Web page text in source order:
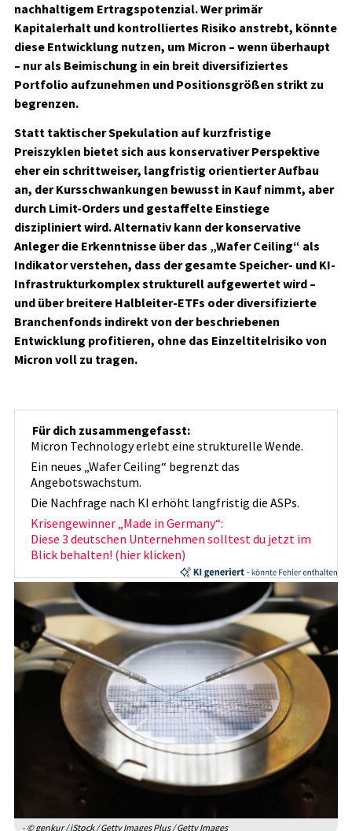
nachhaltigem Ertragspotenzial. Wer primär
Kapitalerhalt und kontrolliertes Risiko anstrebt, könnte
diese Entwicklung nutzen, um Micron – wenn überhaupt
– nur als Beimischung in ein breit diversifiziertes
Portfolio aufzunehmen und Positionsgrößen strikt zu
begrenzen.
Statt taktischer Spekulation auf kurzfristige
Preiszyklen bietet sich aus konservativer Perspektive
eher ein schrittweiser, langfristig orientierter Aufbau
an, der Kursschwankungen bewusst in Kauf nimmt, aber
durch Limit-Orders und gestaffelte Einstiege
diszipliniert wird. Alternativ kann der konservative
Anleger die Erkenntnisse über das „Wafer Ceiling“ als
Indikator verstehen, dass der gesamte Speicher- und KI-
Infrastrukturkomplex strukturell aufgewertet wird –
und über breitere Halbleiter-ETFs oder diversifizierte
Branchenfonds indirekt von der beschriebenen
Entwicklung profitieren, ohne das Einzeltitelrisiko von
Micron voll zu tragen.
Für dich zusammengefasst:
Micron Technology erlebt eine strukturelle Wende.
Ein neues „Wafer Ceiling“ begrenzt das
Angebotswachstum.
Die Nachfrage nach KI erhöht langfristig die ASPs.
Krisengewinner „Made in Germany“:
Diese 3 deutschen Unternehmen solltest du jetzt im
Blick behalten! (hier klicken)
- © genkur / iStock / Getty Images Plus / Getty Images